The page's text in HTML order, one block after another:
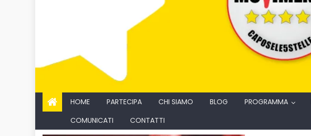
HOME PARTECIPA CHI SIAMO BLOG PROGRAMMA
COMUNICATI
CONTATTI